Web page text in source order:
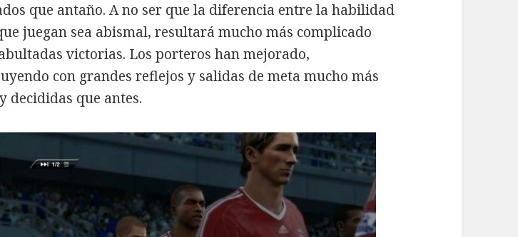
que antaño. A no ser que la diferencia entre la habilidad
juegan sea abismal, resultará mucho más complicado
victorias. Los porteros han mejorado,
con grandes reflejos y salidas de meta mucho más
decididas que antes.